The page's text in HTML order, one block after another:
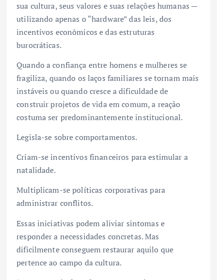
sua cultura, seus valores e suas relações humanas —
utilizando apenas o “hardware” das leis, dos
incentivos econômicos e das estruturas
burocráticas.
Quando a confiança entre homens e mulheres se
fragiliza, quando os laços familiares se tornam mais
instáveis ou quando cresce a dificuldade de
construir projetos de vida em comum, a reação
costuma ser predominantemente institucional.
Legisla-se sobre comportamentos.
Criam-se incentivos financeiros para estimular a
natalidade.
Multiplicam-se políticas corporativas para
administrar conflitos.
Essas iniciativas podem aliviar sintomas e
responder a necessidades concretas. Mas
dificilmente conseguem restaurar aquilo que
pertence ao campo da cultura.